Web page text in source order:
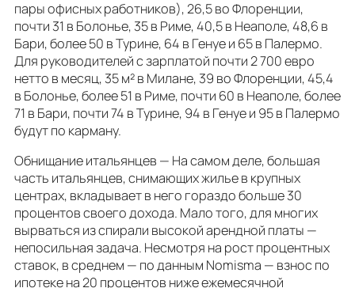
пары офисных работников), 26,5 во Флоренции,
почти 31 в Болонье, 35 в Риме, 40,5 в Неаполе, 48,6 в
Бари, более 50 в Турине, 64 в Генуе и 65 в Палермо.
Для руководителей с зарплатой почти 2 700 евро
нетто в месяц, 35 м² в Милане, 39 во Флоренции, 45,4
в Болонье, более 51 в Риме, почти 60 в Неаполе, более
71 в Бари, почти 74 в Турине, 94 в Генуе и 95 в Палермо
будут по карману.
Обнищание итальянцев — На самом деле, большая
часть итальянцев, снимающих жилье в крупных
центрах, вкладывает в него гораздо больше 30
процентов своего дохода. Мало того, для многих
вырваться из спирали высокой арендной платы —
непосильная задача. Несмотря на рост процентных
ставок, в среднем — по данным Nomisma — взнос по
ипотеке на 20 процентов ниже ежемесячной